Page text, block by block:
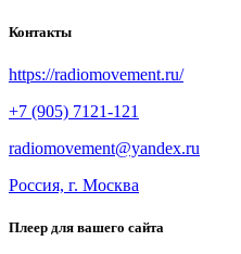
Контакты
https://radiomovement.ru/
+7 (905) 7121-121
radiomovement@yandex.ru
Россия, г. Москва
Плеер для вашего сайта